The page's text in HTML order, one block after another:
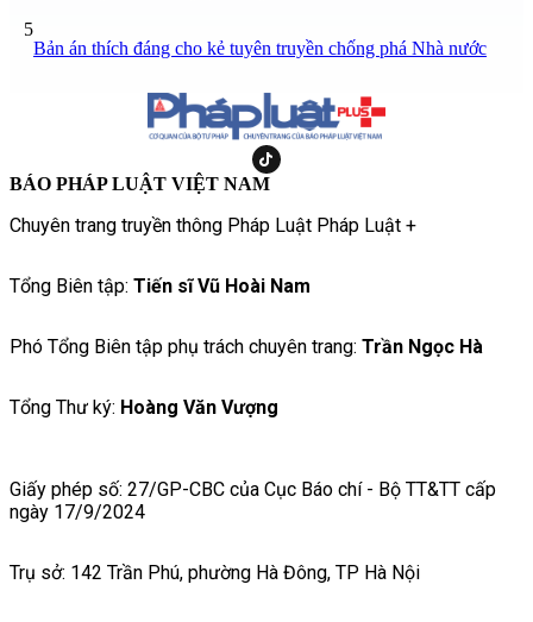
5
Bản án thích đáng cho kẻ tuyên truyền chống phá Nhà nước
BÁO PHÁP LUẬT VIỆT NAM
Chuyên trang truyền thông Pháp Luật Pháp Luật +
Tổng Biên tập: Tiến sĩ Vũ Hoài Nam
Phó Tổng Biên tập phụ trách chuyên trang: Trần Ngọc Hà
Tổng Thư ký: Hoàng Văn Vượng
Giấy phép số: 27/GP-CBC của Cục Báo chí - Bộ TT&TT cấp
ngày 17/9/2024
Trụ sở: 142 Trần Phú, phường Hà Đông, TP Hà Nội